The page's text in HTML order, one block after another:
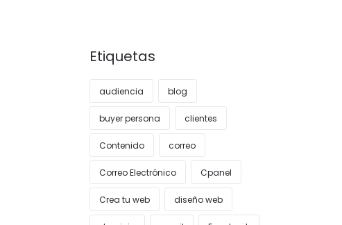
Etiquetas
audiencia blog
buyer persona clientes
Contenido correo
Correo Electrónico Cpanel
Crea tu web diseño web